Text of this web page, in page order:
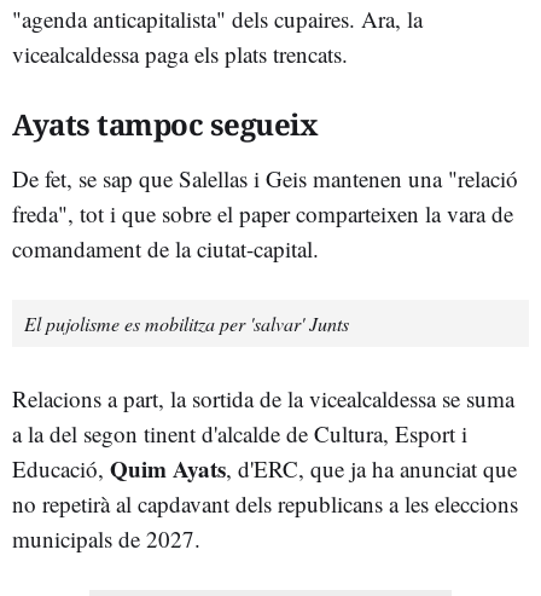
"agenda anticapitalista" dels cupaires. Ara, la
vicealcaldessa paga els plats trencats.
Ayats tampoc segueix
De fet, se sap que Salellas i Geis mantenen una "relació
freda", tot i que sobre el paper comparteixen la vara de
comandament de la ciutat-capital.
El pujolisme es mobilitza per 'salvar' Junts
Relacions a part, la sortida de la vicealcaldessa se suma
a la del segon tinent d'alcalde de Cultura, Esport i
Educació, Quim Ayats, d'ERC, que ja ha anunciat que
no repetirà al capdavant dels republicans a les eleccions
municipals de 2027.